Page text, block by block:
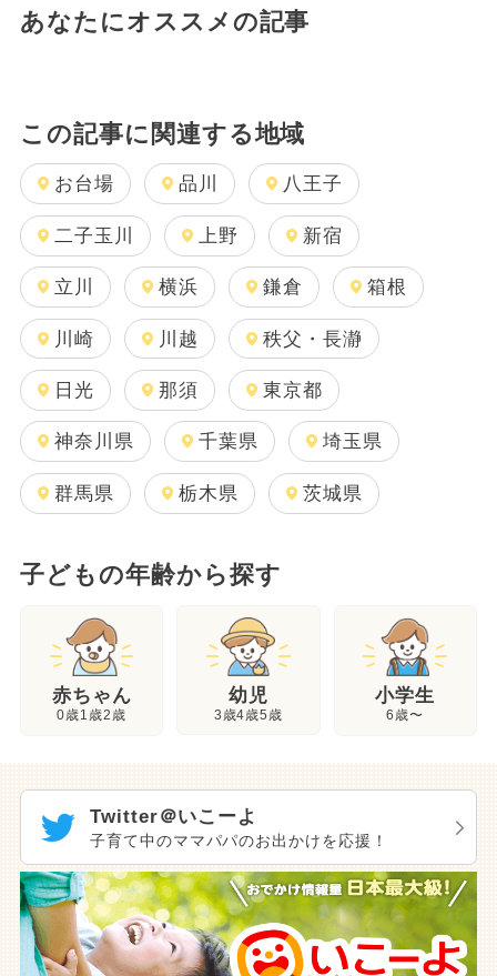
あなたにオススメの記事
この記事に関連する地域
お台場 品川 八王子
二子玉川 上野 新宿
立川 横浜 鎌倉 箱根
川崎 川越 秩父・長瀞
日光 那須 東京都
神奈川県 千葉県 埼玉県
群馬県 栃木県 茨城県
子どもの年齢から探す
赤ちゃん
0歳1歳2歳
幼児
3歳4歳5歳
小学生
6歳〜
Twitter＠いこーよ
子育て中のママパパのお出かけを応援！